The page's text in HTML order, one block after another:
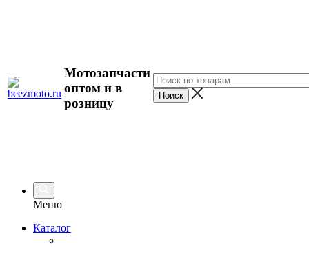
Мотозапчасти
оптом и в
розницу
Меню
Каталог